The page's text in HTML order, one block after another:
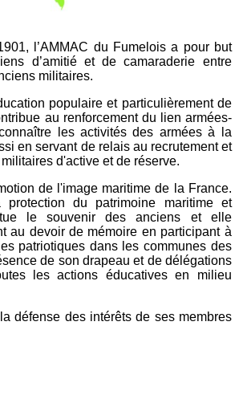
l’AMMAC du Fumelois a pour but
d’amitié et de camaraderie entre
militaires.
populaire et particulièrement de
au renforcement du lien armées-
les activités des armées à la
en servant de relais au recrutement et
d'active et de réserve.
de l'image maritime de la France.
du patrimoine maritime et
le souvenir des anciens et elle
au devoir de mémoire en participant à
patriotiques dans les communes des
de son drapeau et de délégations
les actions éducatives en milieu
défense des intérêts de ses membres